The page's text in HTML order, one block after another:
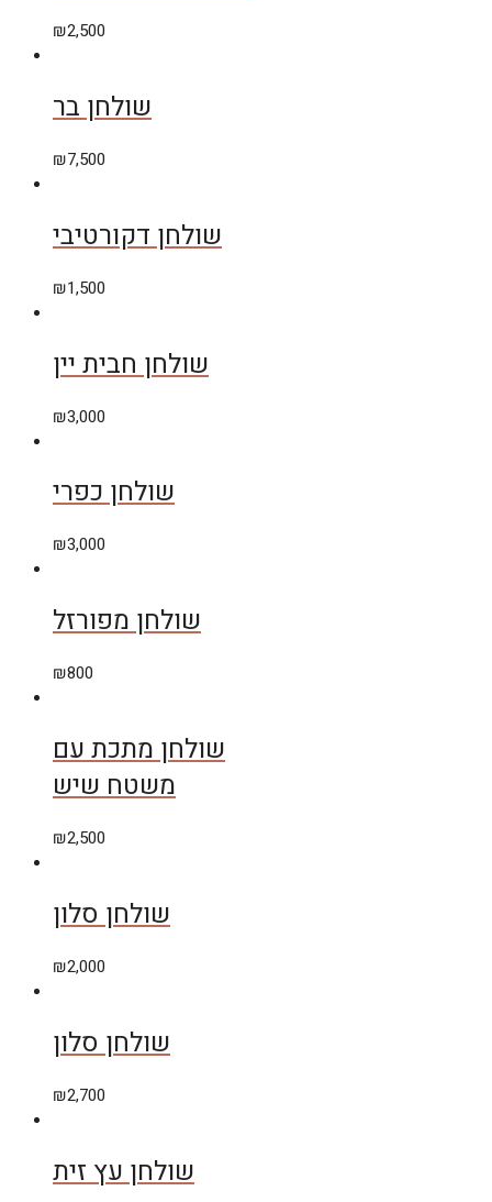
₪2,500
שולחן בר
₪7,500
שולחן דקורטיבי
₪1,500
שולחן חבית יין
₪3,000
שולחן כפרי
₪3,000
שולחן מפורזל
₪800
שולחן מתכת עם
משטח שיש
₪2,500
שולחן סלון
₪2,000
שולחן סלון
₪2,700
שולחן עץ זית